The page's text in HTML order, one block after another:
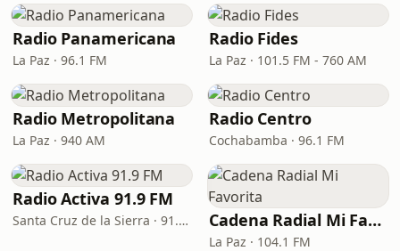
Radio Panamericana
La Paz · 96.1 FM
Radio Fides
La Paz · 101.5 FM - 760 AM
Radio Metropolitana
La Paz · 940 AM
Radio Centro
Cochabamba · 96.1 FM
Radio Activa 91.9 FM
Santa Cruz de la Sierra · 91.9 FM Cadena Radial Mi Favorita
La Paz · 104.1 FM